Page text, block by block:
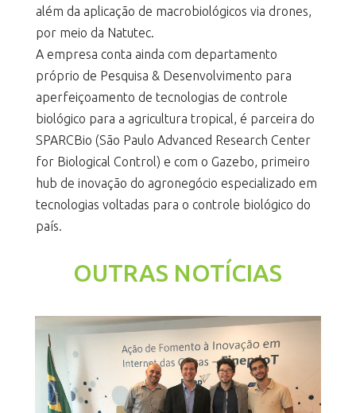
além da aplicação de macrobiológicos via drones,
por meio da Natutec.
A empresa conta ainda com departamento
próprio de Pesquisa & Desenvolvimento para
aperfeiçoamento de tecnologias de controle
biológico para a agricultura tropical, é parceira do
SPARCBio (São Paulo Advanced Research Center
for Biological Control) e com o Gazebo, primeiro
hub de inovação do agronegócio especializado em
tecnologias voltadas para o controle biológico do
país.
OUTRAS NOTÍCIAS